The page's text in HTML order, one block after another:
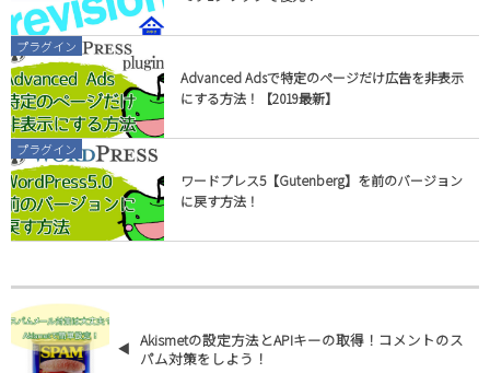
プラグイン
Advanced Adsで特定のページだけ広告を非表示
にする方法！【2019最新】
プラグイン
ワードプレス5【Gutenberg】を前のバージョン
に戻す方法！
Akismetの設定方法とAPIキーの取得！コメントのス
パム対策をしよう！